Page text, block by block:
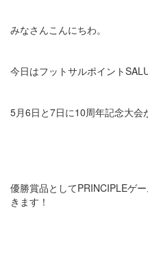
みなさんこんにちわ。
今日はフットサルポイント
5月6日と7日に10周年記念大会
優勝賞品としてPRINCIPLEゲ
きます！